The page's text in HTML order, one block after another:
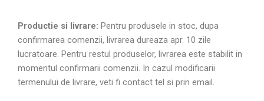
Productie si livrare: Pentru produsele in stoc, dupa
confirmarea comenzii, livrarea dureaza apr. 10 zile
lucratoare. Pentru restul produselor, livrarea este stabilit in
momentul confirmarii comenzii. In cazul modificarii
termenului de livrare, veti fi contact tel si prin email.